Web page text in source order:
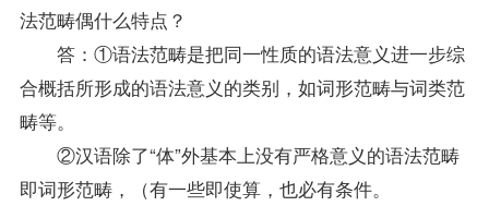
法范畴偶什么特点？
答：①语法范畴是把同一性质的语法意义进一步综
合概括所形成的语法意义的类别，如词形范畴与词类范
畴等。
②汉语除了“体”外基本上没有严格意义的语法范畴
即词形范畴，（有一些即使算，也必有条件。